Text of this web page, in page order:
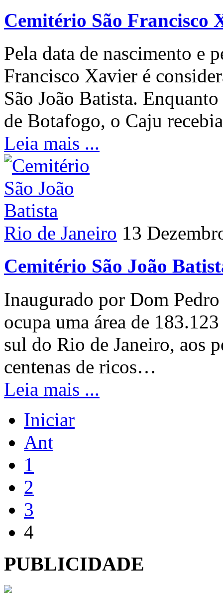
Cemitério São
Pela data de nascimento e
Francisco Xavier é
São João Batista.
de Botafogo, o Caju
Leia mais ...
Rio de Janeiro 13
Cemitério São João
Inaugurado por Dom
ocupa uma área de
sul do Rio de Janeiro, aos
centenas de ricos…
Leia mais ...
Iniciar
Ant
1
2
3
4
PUBLICIDADE